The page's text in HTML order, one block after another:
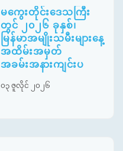
မကွေးတိုင်းဒေသကြီး
တွင် ၂၀၂၆ ခုနှစ်၊
မြန်မာအမျိုးသမီးများနေ့
အထိမ်းအမှတ်
အခမ်းအနားကျင်းပ
၀၃ ဇူလိုင် ၂၀၂၆